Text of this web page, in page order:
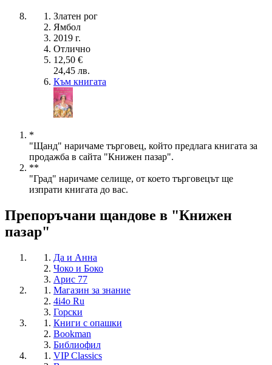
Златен рог
Ямбол
2019 г.
Отлично
12,50 €
24,45 лв.
Към книгата
*
"Щанд" наричаме търговец, който предлага книгата за
продажба в сайта "Книжен пазар".
**
"Град" наричаме селище, от което търговецът ще
изпрати книгата до вас.
Препоръчани щандове в "Книжен
пазар"
Да и Анна
Чоко и Боко
Арис 77
Магазин за знание
4i4o Ru
Горски
Книги с опашки
Bookman
Библиофил
VIP Classics